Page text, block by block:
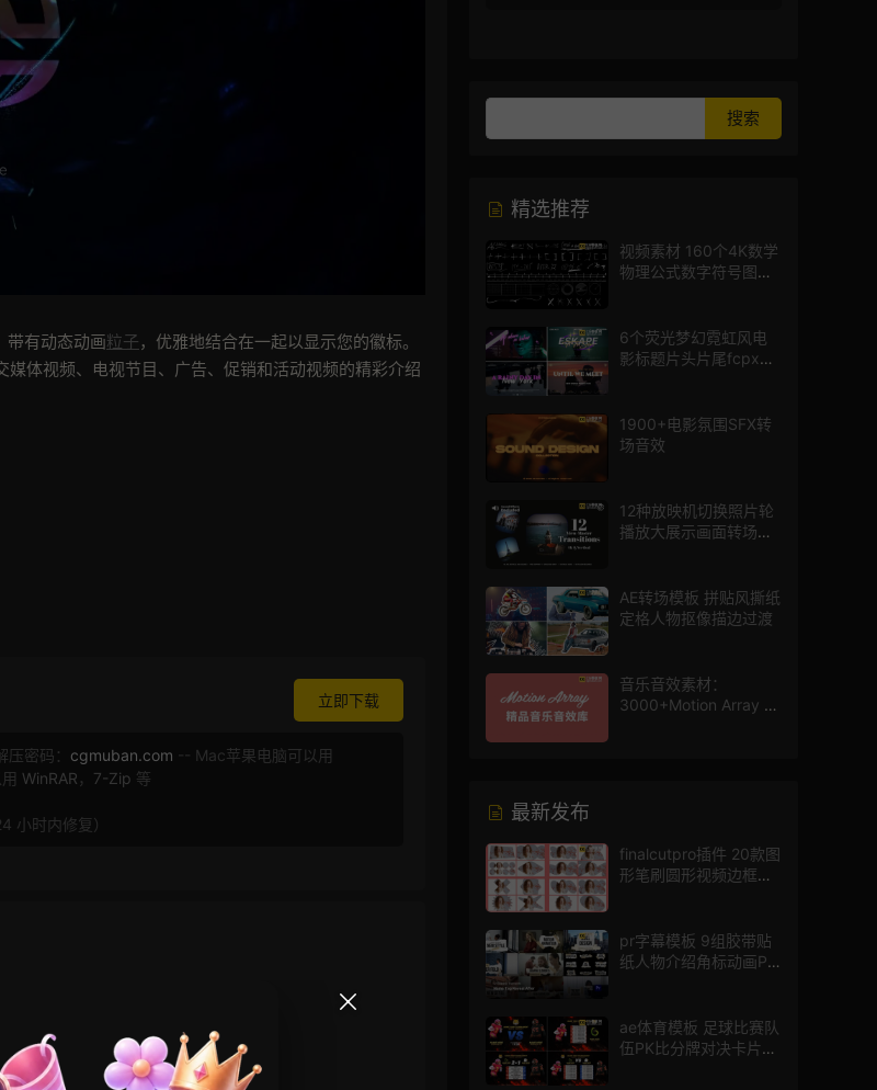
有动态动画粒子 ，优雅地结合在一起以显示您的徽标。
媒体视频、电视节目、广告、促销和活动视频的精彩介绍
立即下载
密码： cgmuban.com -- Mac苹果电脑可以用
WinRAR ， 7-Zip 等
小时内修复）
精选推荐
视频素材 160个4K数学
物理公式数字符号图标
6个荧光梦幻霓虹风电
影标题片头片尾fcpx插
1900+电影氛围SFX转
场音效
12种放映机切换照片轮
播放大展示画面转场动
AE转场模板 拼贴风撕纸
定格人物抠像描边过渡
音乐音效素材：
3000+Motion Array 影
最新发布
finalcutpro插件 20款图
形笔刷圆形视频边框遮
pr字幕模板 9组胶带贴
纸人物介绍角标动画PR
ae体育模板 足球比赛队
伍PK比分牌对决卡片球